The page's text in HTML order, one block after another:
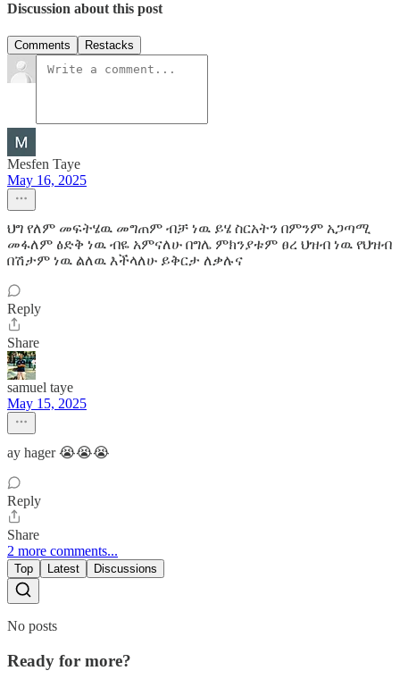
Discussion about this post
Comments Restacks
Mesfen Taye
May 16, 2025
ህግ የለም መፍትሄዉ መግጠም ብቻ ነዉ ይሄ ስርአትን በምንም አጋጣሚ
መፋለም ፅድቅ ነዉ ብዬ አምናለሁ በግሌ ምክንያቱም ፀረ ህዝብ ነዉ የህዝብ
በሽታም ነዉ ልለዉ እችላለሁ ይቅርታ ለቃሉና
Reply
Share
samuel taye
May 15, 2025
ay hager 😭😭😭
Reply
Share
2 more comments...
Top Latest Discussions
No posts
Ready for more?